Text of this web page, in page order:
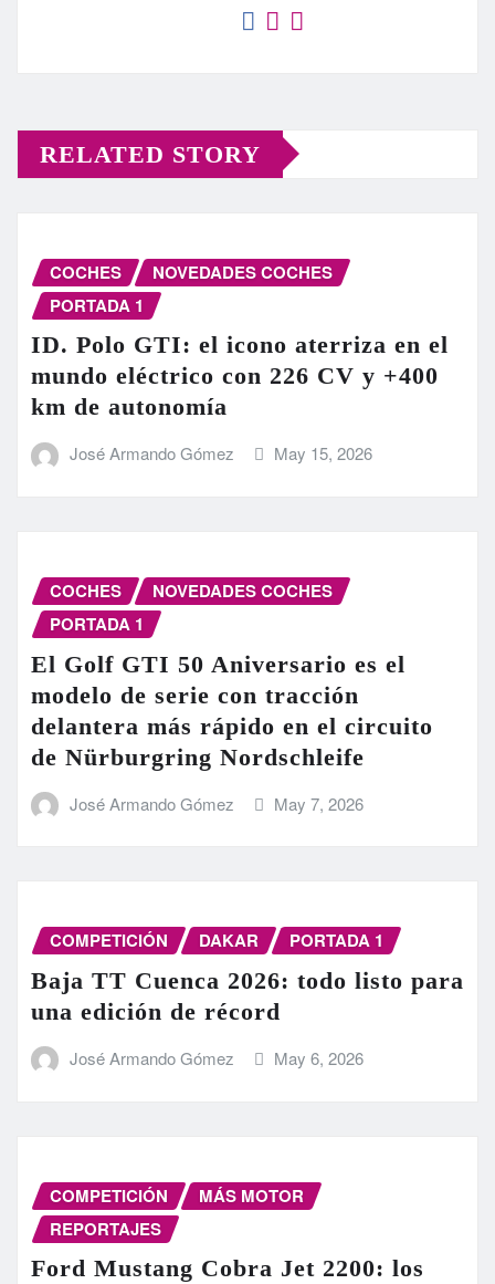
RELATED STORY
COCHES
NOVEDADES COCHES
PORTADA 1
ID. Polo GTI: el icono aterriza en el
mundo eléctrico con 226 CV y +400
km de autonomía
José Armando Gómez May 15, 2026
COCHES
NOVEDADES COCHES
PORTADA 1
El Golf GTI 50 Aniversario es el
modelo de serie con tracción
delantera más rápido en el circuito
de Nürburgring Nordschleife
José Armando Gómez May 7, 2026
COMPETICIÓN DAKAR PORTADA 1
Baja TT Cuenca 2026: todo listo para
una edición de récord
José Armando Gómez May 6, 2026
COMPETICIÓN
MÁS MOTOR
REPORTAJES
Ford Mustang Cobra Jet 2200: los